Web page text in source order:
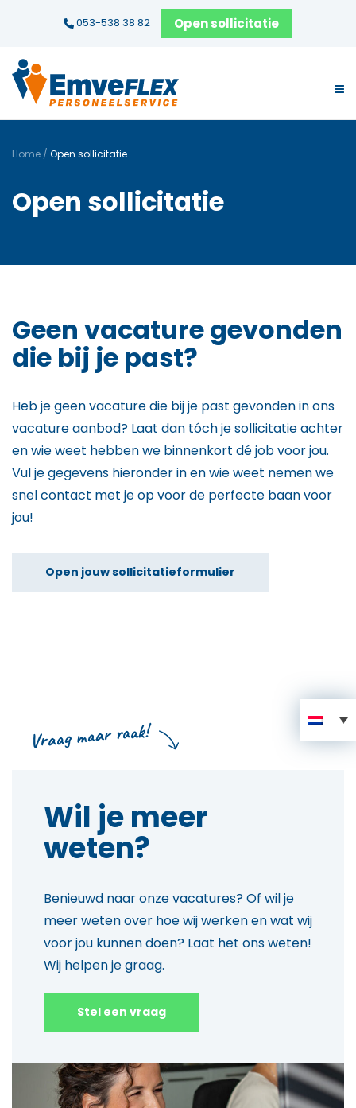
053-538 38 82 Open sollicitatie
Home / Open sollicitatie
Open sollicitatie
Geen vacature gevonden
die bij je past?
Heb je geen vacature die bij je past gevonden in ons
vacature aanbod? Laat dan tóch je sollicitatie achter
en wie weet hebben we binnenkort dé job voor jou.
Vul je gegevens hieronder in en wie weet nemen we
snel contact met je op voor de perfecte baan voor
jou!
Open jouw sollicitatieformulier
Vraag maar raak!
Wil je meer
weten?
Benieuwd naar onze vacatures? Of wil je
meer weten over hoe wij werken en wat wij
voor jou kunnen doen? Laat het ons weten!
Wij helpen je graag.
Stel een vraag